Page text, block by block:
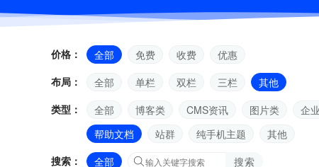
价格： 全部 免费 收费
优惠
布局：
全部 单栏 双栏 三栏
其他
类型：
全部 博客类 CMS资讯 图片类 企
帮助文档
站群 纯手机主题
其他
搜索：
全部
搜索